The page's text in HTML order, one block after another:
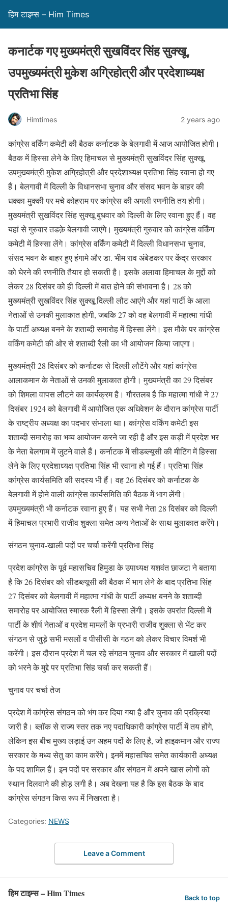
हिम टाइम्स – Him Times
कनार्टक गए मुख्यमंत्री सुखविंदर सिंह सुक्खू,
उपमुख्यमंत्री मुकेश अग्रिहोत्री और प्रदेशाध्यक्ष
प्रतिभा सिंह
Himtimes 2 years ago
कांग्रेस वर्किंग कमेटी की बैठक कर्नाटक के बेलगावी में आज आयोजित होगी।
बैठक में हिस्सा लेने के लिए हिमाचल से मुख्यमंत्री सुखविंदर सिंह सुक्खू,
उपमुख्यमंत्री मुकेश अग्रिहोत्री और प्रदेशाध्यक्ष प्रतिभा सिंह रवाना हो गए
हैं। बेलगावी में दिल्ली के विधानसभा चुनाव और संसद भवन के बाहर की
धक्का-मुक्की पर मचे कोहराम पर कांग्रेस की अगली रणनीति तय होगी।
मुख्यमंत्री सुखविंदर सिंह सुक्खू बुधवार को दिल्ली के लिए रवाना हुए हैं। वह
यहां से गुरुवार तडक़े बेलगावी जाएंगे। मुख्यमंत्री गुरुवार को कांग्रेस वर्किंग
कमेटी में हिस्सा लेंगे। कांग्रेस वर्किंग कमेटी में दिल्ली विधानसभा चुनाव,
संसद भवन के बाहर हुए हंगामे और डा. भीम राव अंबेडकर पर केंद्र सरकार
को घेरने की रणनीति तैयार हो सकती है। इसके अलावा हिमाचल के मुद्दों को
लेकर 28 दिसंबर को ही दिल्ली में बात होने की संभावना है। 28 को
मुख्यमंत्री सुखविंदर सिंह सुक्खू दिल्ली लौट आएंगे और यहां पार्टी के आला
नेताओं से उनकी मुलाकात होगी, जबकि 27 को वह बेलगावी में महात्मा गांधी
के पार्टी अध्यक्ष बनने के शताब्दी समारोह में हिस्सा लेंगे। इस मौके पर कांग्रेस
वर्किंग कमेटी की ओर से शताब्दी रैली का भी आयोजन किया जाएगा।
मुख्यमंत्री 28 दिसंबर को कर्नाटक से दिल्ली लौटेंगे और यहां कांग्रेस
आलाकमान के नेताओं से उनकी मुलाकात होगी। मुख्यमंत्री का 29 दिसंबर
को शिमला वापस लौटने का कार्यक्रम है। गौरतलब है कि महात्मा गांधी ने 27
दिसंबर 1924 को बेलगावी में आयोजित एक अधिवेशन के दौरान कांग्रेस पार्टी
के राष्ट्रीय अध्यक्ष का पदभार संभाला था। कांग्रेस वर्किंग कमेटी इस
शताब्दी समारोह का भव्य आयोजन करने जा रही है और इस कड़ी में प्रदेश भर
के नेता बेलगाम में जुटने वाले हैं। कर्नाटक में सीडब्ल्यूसी की मीटिंग में हिस्सा
लेने के लिए प्रदेशाध्यक्ष प्रतिभा सिंह भी रवाना हो गई हैं। प्रतिभा सिंह
कांग्रेस कार्यसमिति की सदस्य भी हैं। वह 26 दिसंबर को कर्नाटक के
बेलगावी में होने वाली कांग्रेस कार्यसमिति की बैठक में भाग लेंगी।
उपमुख्यमंत्री भी कर्नाटक रवाना हुए हैं। यह सभी नेता 28 दिसंबर को दिल्ली
में हिमाचल प्रभारी राजीव शुक्ला समेत अन्य नेताओं के साथ मुलाकात करेंगे।
संगठन चुनाव-खाली पदों पर चर्चा करेंगी प्रतिभा सिंह
प्रदेश कांग्रेस के पूर्व महासचिव हिमुडा के उपाध्यक्ष यशवंत छाजटा ने बताया
है कि 26 दिसंबर को सीडब्ल्यूसी की बैठक में भाग लेने के बाद प्रतिभा सिंह
27 दिसंबर को बेलगावी में महात्मा गांधी के पार्टी अध्यक्ष बनने के शताब्दी
समारोह पर आयोजित स्मारक रैली में हिस्सा लेंगी। इसके उपरांत दिल्ली में
पार्टी के शीर्ष नेताओं व प्रदेश मामलों के प्रभारी राजीव शुक्ला से भेंट कर
संगठन से जुड़े सभी मसलों व पीसीसी के गठन को लेकर विचार विमर्श भी
करेंगी। इस दौरान प्रदेश में चल रहे संगठन चुनाव और सरकार में खाली पदों
को भरने के मुद्दे पर प्रतिभा सिंह चर्चा कर सकती हैं।
चुनाव पर चर्चा तेज
प्रदेश में कांग्रेस संगठन को भंग कर दिया गया है और चुनाव की प्रक्रिया
जारी है। ब्लॉक से राज्य स्तर तक नए पदाधिकारी कांग्रेस पार्टी में तय होंगे,
लेकिन इस बीच मुख्य लड़ाई उन अहम पदों के लिए है, जो हाइकमान और राज्य
सरकार के मध्य सेतु का काम करेंगे। इनमें महासचिव समेत कार्यकारी अध्यक्ष
के पद शामिल हैं। इन पदों पर सरकार और संगठन में अपने खास लोगों को
स्थान दिलवाने की होड़ लगी है। अब देखना यह है कि इस बैठक के बाद
कांग्रेस संगठन किस रूप में निखरता है।
Categories: NEWS
Leave a Comment
हिम टाइम्स – Him Times Back to top